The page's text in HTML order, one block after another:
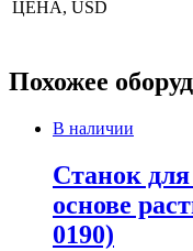
ЦЕНА, USD
Похожее
В наличии
Станок
основе
0190)